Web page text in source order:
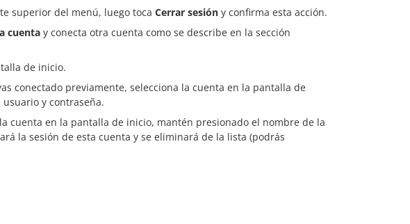
superior del menú, luego toca Cerrar sesión y confirma esta acción.
cuenta y conecta otra cuenta como se describe en la sección
de inicio.
conectado previamente, selecciona la cuenta en la pantalla de
y contraseña.
cuenta en la pantalla de inicio, mantén presionado el nombre de la
la sesión de esta cuenta y se eliminará de la lista (podrás